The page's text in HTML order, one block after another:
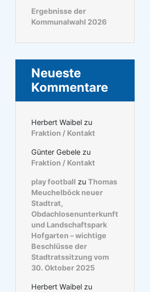
Ergebnisse der
Kommunalwahl 2026
Neueste
Kommentare
Herbert Waibel zu
Fraktion / Kontakt
Günter Gebele zu
Fraktion / Kontakt
play football zu Thomas
Meuchelböck neuer
Stadtrat,
Obdachlosenunterkunft
und Landschaftspark
Hofgarten – wichtige
Beschlüsse der
Stadtratssitzung vom
30. Oktober 2025
Herbert Waibel zu